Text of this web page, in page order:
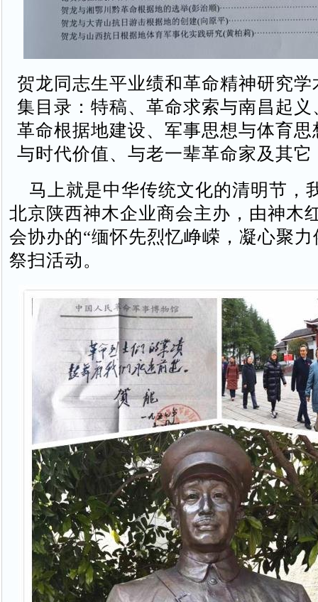
贺龙同志生平业绩和革命精神研究
集目录：特稿、革命求索与南昌起
革命根据地建设、军事思想与体育
与时代价值、与老一辈革命家及其
马上就是中华传统文化的清明节，
北京陕西神木企业商会主办，由神木
会协办的“缅怀先烈忆峥嵘，凝心聚力
祭扫活动。